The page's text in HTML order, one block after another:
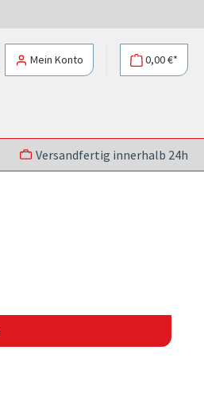
Mein Konto 0,00 €*
Versandfertig innerhalb 24h